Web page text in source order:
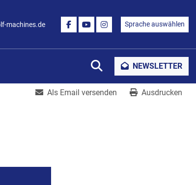
machines.de
FACEBOOK
YOUTUBEINSTAGRAM
Sprache auswählen
SucheNEWSLETTER
Als Email versenden Ausdrucken